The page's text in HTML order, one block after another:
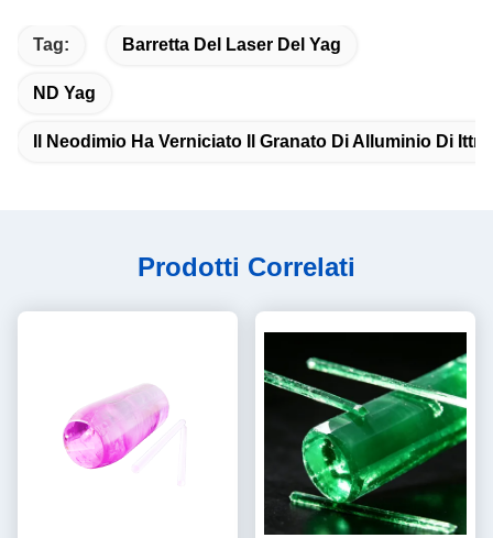
Tag: Barretta Del Laser Del Yag
ND Yag
Il Neodimio Ha Verniciato Il Granato Di Alluminio Di
Prodotti Correlati